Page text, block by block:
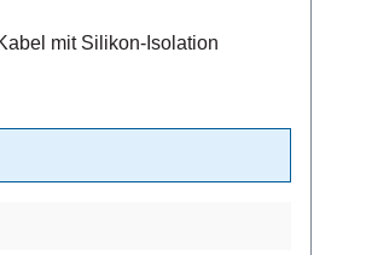
mit Silikon-Isolation